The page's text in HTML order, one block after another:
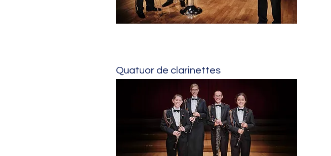
Quatuor de clarinettes